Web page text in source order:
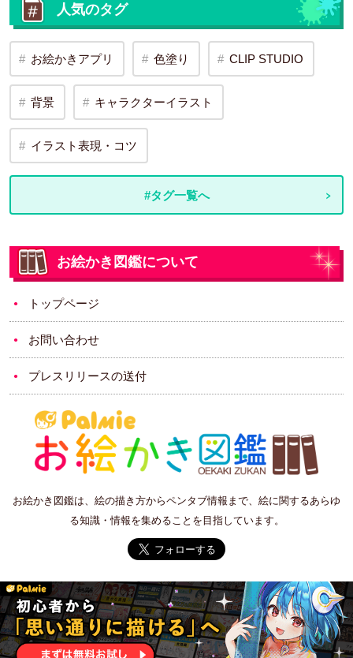
人気のタグ
お絵かきアプリ 色塗り CLIP STUDIO
背景 キャラクターイラスト
イラスト表現・コツ
#タグ一覧へ
お絵かき図鑑について
トップページ
お問い合わせ
プレスリリースの送付
お絵かき図鑑は、絵の描き方からペンタブ情報まで、絵に関するあらゆ
る知識・情報を集めることを目指しています。